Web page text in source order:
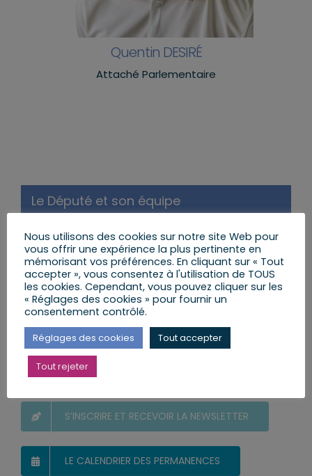
Quentin DESIRÉ
Attaché Parlementaire
Le Député et son équipe
Missions et Fonctions
Biographie
Carine STEINMETZ Suppléante
Équipe Collaborateurs Parlementaires
Vous et votre Député
S’INSCRIRE ET RECEVOIR LA NEWSLETTER
LE CALENDRIER DES PERMANENCES
Nous utilisons des cookies sur notre site Web pour
vous offrir une expérience la plus pertinente en
mémorisant vos préférences. En cliquant sur « Tout
accepter », vous consentez à l'utilisation de TOUS
les cookies. Cependant, vous pouvez cliquer sur les
« Réglages des cookies » pour fournir un
consentement contrôlé.
Réglages des cookies Tout accepter
Tout rejeter